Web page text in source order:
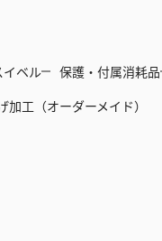
イベル 保護・付属消耗品
工（オーダーメイド）